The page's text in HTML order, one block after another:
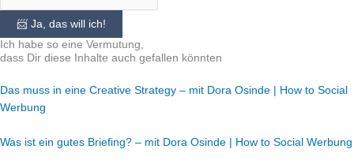
📨 Ja, das will ich!
Ich habe so eine Vermutung,
dass Dir diese Inhalte auch gefallen könnten
Das muss in eine Creative Strategy – mit Dora Osinde | How to Social
Werbung
Was ist ein gutes Briefing? – mit Dora Osinde | How to Social Werbung